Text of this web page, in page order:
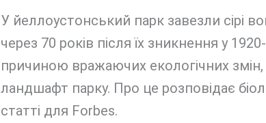
У йеллоустонський парк завезли сірі
через 70 років після їх зникнення у
причиною вражаючих екологічних змін,
ландшафт парку. Про це розповідає
статті для Forbes.